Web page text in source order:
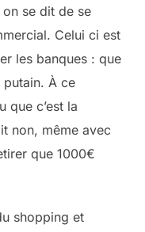
se dit de se
Celui ci est
les banques : que
À ce
que c’est la
non, même avec
que 1000€
shopping et